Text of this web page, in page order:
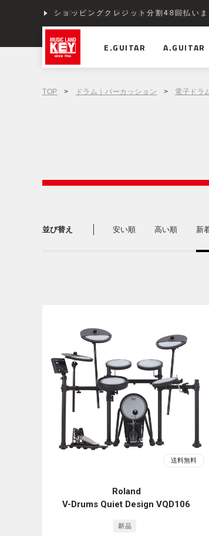
ショッピングクレジット分割48回払いま
E.GUITAR A.GUITAR
TOP > ドラム｜パーカッション > 電子ドラ
並び替え 安い順 高い順 新
Roland
V-Drums Quiet Design VQD106